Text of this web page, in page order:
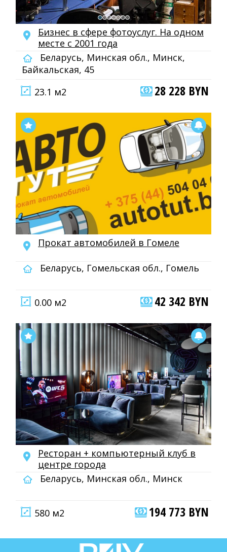
Бизнес в сфере фотоуслуг. На одном
месте с 2001 года
Беларусь, Минская обл., Минск,
Байкальская, 45
23.1 м2
28 228 BYN
Прокат автомобилей в Гомеле
Беларусь, Гомельская обл., Гомель
0.00 м2 42 342 BYN
Ресторан + компьютерный клуб в
центре города
Беларусь, Минская обл., Минск
580 м2 194 773 BYN